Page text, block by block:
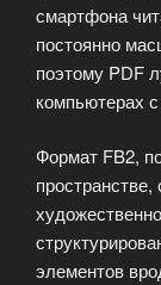
смартфона
постоянно
поэтому PDF
компьютерах
Формат FB2,
элементов